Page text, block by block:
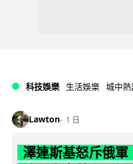
科技娛樂 生活娛樂 城中
Lawton 1 日
澤連斯基怒斥俄軍